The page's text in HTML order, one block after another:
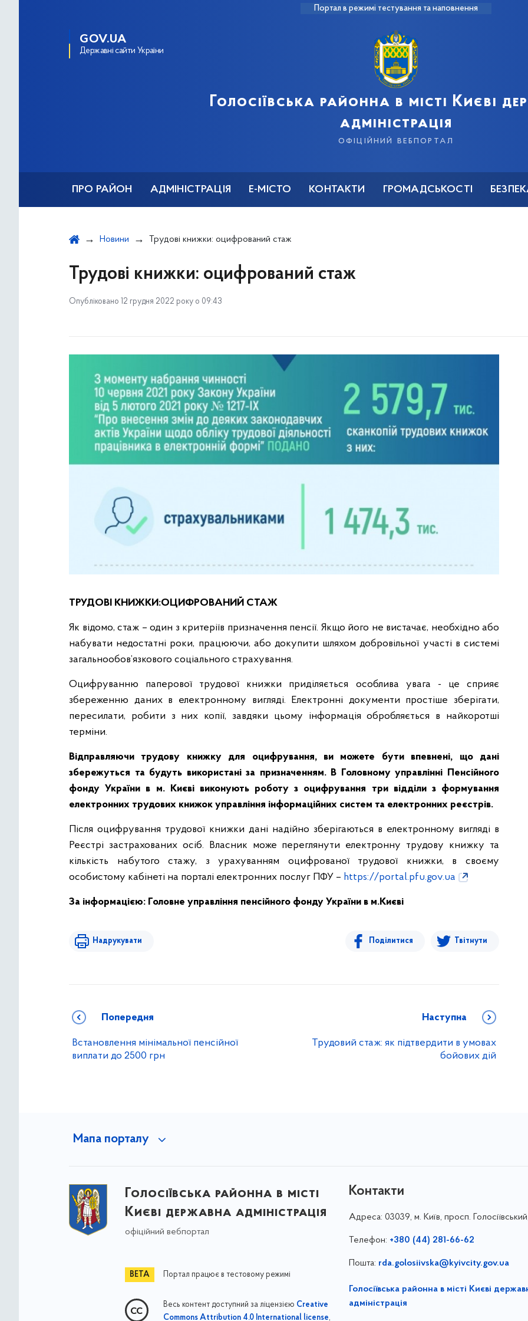
Портал в режимі тестування та наповнення
GOV.UA
Державні сайти України
Голосіївська районна в місті Києві
адміністрація
офіційний вебпортал
ПРО РАЙОН АДМІНІСТРАЦІЯ Е-МІСТО КОНТАКТИ ГРОМАДСЬКОСТІ
Новини Трудові книжки: оцифрований стаж
Трудові книжки: оцифрований стаж
Опубліковано 12 грудня 2022 року о 09:43
ТРУДОВІ КНИЖКИ:ОЦИФРОВАНИЙ СТАЖ
Як відомо, стаж – один з критеріїв призначення пенсії. Якщо його не вистачає, необхідно або
набувати недостатні роки, працюючи, або докупити шляхом добровільної участі в системі
загальнообов’язкового соціального страхування.
Оцифруванню паперової трудової книжки приділяється особлива увага - це сприяє
збереженню даних в електронному вигляді. Електронні документи простіше зберігати,
пересилати, робити з них копії, завдяки цьому інформація обробляється в найкоротші
терміни.
Відправляючи трудову книжку для оцифрування, ви можете бути впевнені, що дані
збережуться та будуть використані за призначенням. В Головному управлінні Пенсійного
фонду України в м. Києві виконують роботу з оцифрування три відділи з формування
електронних трудових книжок управління інформаційних систем та електронних реєстрів.
Після оцифрування трудової книжки дані надійно зберігаються в електронному вигляді в
Реєстрі застрахованих осіб. Власник може переглянути електронну трудову книжку та
кількість набутого стажу, з урахуванням оцифрованої трудової книжки, в своєму
особистому кабінеті на порталі електронних послуг ПФУ – https://portal.pfu.gov.ua
За інформацією: Головне управління пенсійного фонду України в м.Києві
Надрукувати Поділитися Твітнути
Попередня
Встановлення мінімальної пенсійної
виплати до 2500 грн
Наступна
Трудовий стаж: як підтвердити в умовах
бойових дій
Мапа порталу
Голосіївська районна в місті
Києві державна адміністрація
офіційний вебпортал
Портал працює в тестовому режимі
Весь контент доступний за ліцензією Creative
Commons Attribution 4.0 International license,
Контакти
Адреса: 03039, м. Київ, просп.
Телефон: +380 (44) 281-66-62
Пошта: rda.golosiivska@kyivcity.gov.ua
Голосіївська районна в місті Києві
адміністрація